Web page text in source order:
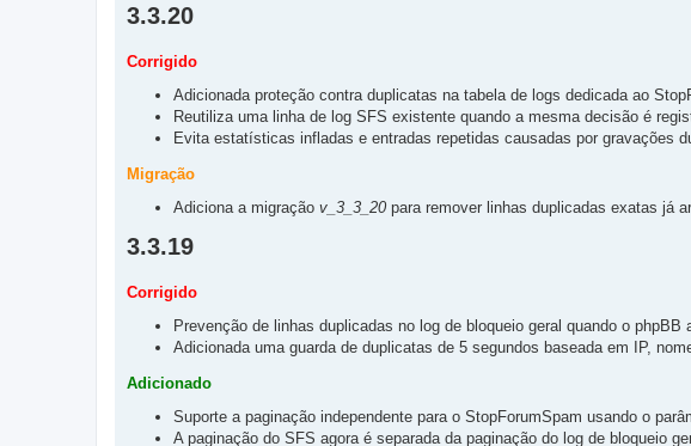
3.3.20
Corrigido
Adicionada proteção contra duplicatas na tabela de logs dedicada ao
Reutiliza uma linha de log SFS existente quando a mesma decisão é
Evita estatísticas infladas e entradas repetidas causadas por gravações
Migração
Adiciona a migração v_3_3_20 para remover linhas duplicadas exatas já
3.3.19
Corrigido
Prevenção de linhas duplicadas no log de bloqueio geral quando o
Adicionada uma guarda de duplicatas de 5 segundos baseada em IP,
Adicionado
Suporte a paginação independente para o StopForumSpam usando o
A paginação do SFS agora é separada da paginação do log de bloqueio